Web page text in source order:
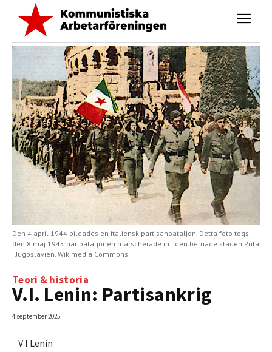
Den 4 april 1944 bildades en italiensk partisanbataljon. Detta foto togs
den 8 maj 1945 när bataljonen marscherade in i den befriade staden Pula
i Jugoslavien. Wikimedia Commons
Teori & historia
V.I. Lenin: Partisankrig
4 september 2025
V I Lenin